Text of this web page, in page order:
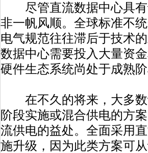
尽管直流数据中心具有
非一帆风顺。全球标准不
电气规范往往滞后于技术
数据中心需要投入大量资
硬件生态系统尚处于成熟阶
在不久的将来，大多数
阶段实施或混合供电的方
流供电的益处。全面采用
施升级，因为此类方案可